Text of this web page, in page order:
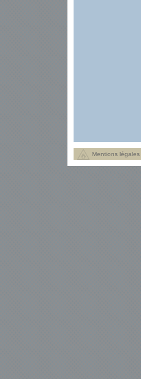
Mentions légales